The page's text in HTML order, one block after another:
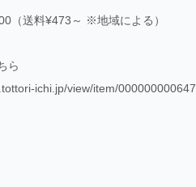
（送料¥473～ ※地域による）
ら
ichi.jp/view/item/000000000647